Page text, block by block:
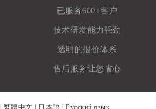
已服务600+客户
技术研发能力强劲
透明的报价体系
售后服务让您省心
| 繁體中文 | 日本語 | Русский язык